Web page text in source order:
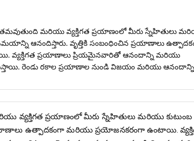
మరియు వ్యక్తిగత ప్రయాణంలో మీరు స్నేహితులు
ఆనందిస్తారు. వృత్తికి సంబంధించిన ప్రయాణాలు
వ్యక్తిగత ప్రయాణాలు ప్రియమైనవారితో ఆనందాన్ని మరియు
రెండు రకాల ప్రయాణాల నుండి విజయం మరియు ఆనందాన్ని
వ్యక్తిగత ప్రయాణంలో మీరు స్నేహితులు మరియు కుటుంబ
ఉత్పాదకంగా మరియు ప్రయోజనకరంగా ఉంటాయి.